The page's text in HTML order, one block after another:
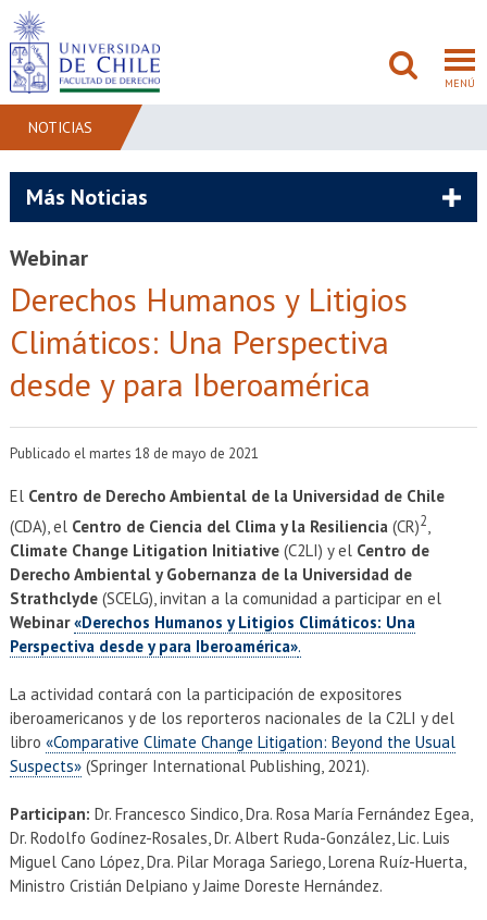
MENÚ
ADMISIÓN
INVESTIGACIÓN
EXTENSIÓN
Académicos Estudiantes
Egresados Funcionarios
NOTICIAS
Más Noticias
Webinar
Derechos Humanos y Litigios
Climáticos: Una Perspectiva
desde y para Iberoamérica
Publicado el martes 18 de mayo de 2021
El Centro de Derecho Ambiental de la Universidad de Chile
(CDA), el Centro de Ciencia del Clima y la Resiliencia (CR)2,
Climate Change Litigation Initiative(C2LI) y el Centro de
Derecho Ambiental y Gobernanza de la Universidad de
Strathclyde(SCELG), invitan a la comunidad a participar en el
Webinar«Derechos Humanos y Litigios Climáticos: Una
Perspectiva desde y para Iberoamérica».
La actividad contará con la participación de expositores
iberoamericanos y de los reporteros nacionales de la C2LI y del
libro «Comparative Climate Change Litigation: Beyond the Usual
Suspects»(Springer International Publishing, 2021).
Participan: Dr. Francesco Sindico, Dra. Rosa María Fernández Egea,
Dr. Rodolfo Godínez-Rosales, Dr. Albert Ruda-González, Lic. Luis
Miguel Cano López, Dra. Pilar Moraga Sariego, Lorena Ruíz-Huerta,
Ministro Cristián Delpiano y Jaime Doreste Hernández.